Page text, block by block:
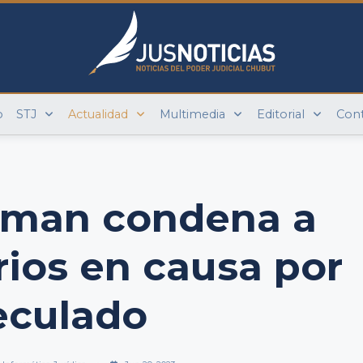
STJ Actualidad Multimedia Editorial
condena a
en causa por